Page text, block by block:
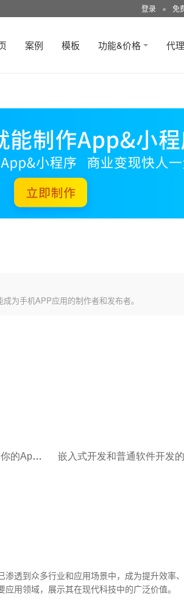
登录 ● 免
案例 模板 功能&价格 代
为手机APP应用的制作者和发布者。
软件著作权申请流程:如何保护你的App代码? 嵌入式开发和普通软件开发
透到众多行业和应用场景中，成为提升效率
用领域，展示其在现代科技中的广泛价值。